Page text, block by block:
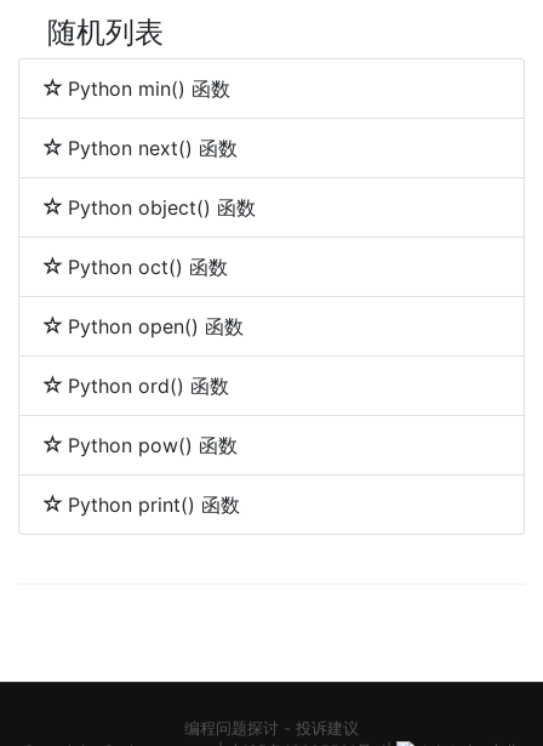
随机列表
Python min() 函数
Python next() 函数
Python object() 函数
Python oct() 函数
Python open() 函数
Python ord() 函数
Python pow() 函数
Python print() 函数
编程问题探讨 - 投诉建议